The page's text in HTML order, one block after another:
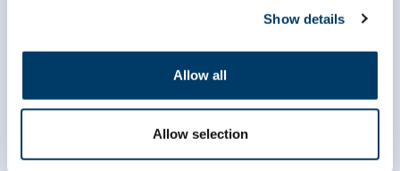
Show details
Allow all
Allow selection